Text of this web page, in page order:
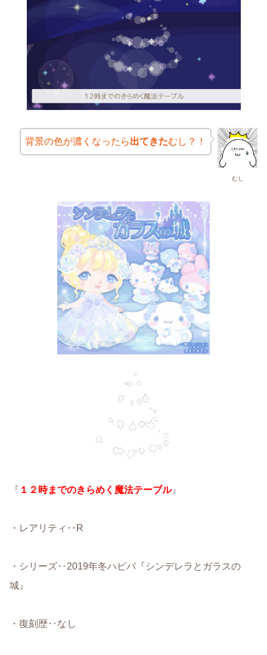
むし
背景の色が濃くなったら出てきたむし？！
『 １２時までのきらめく魔法テーブル』
・レアリティ‥R
・シリーズ‥2019年冬ハピバ『シンデレラとガラスの
城』
・復刻歴‥なし